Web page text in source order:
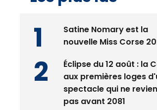
Satine Nomary est la
nouvelle Miss Corse
Éclipse du 12 août : la
aux premières loges
spectacle qui ne
pas avant 2081